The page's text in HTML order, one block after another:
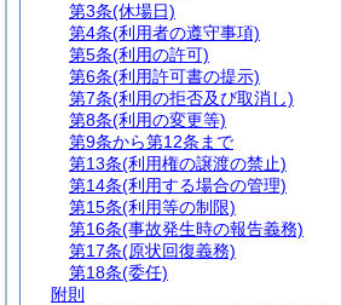
第3条(休場日)
第4条(利用者の遵守事項)
第5条(利用の許可)
第6条(利用許可書の提示)
第7条(利用の拒否及び取消し)
第8条(利用の変更等)
第9条から第12条まで
第13条(利用権の譲渡の禁止)
第14条(利用する場合の管理)
第15条(利用等の制限)
第16条(事故発生時の報告義務)
第17条(原状回復義務)
第18条(委任)
附則